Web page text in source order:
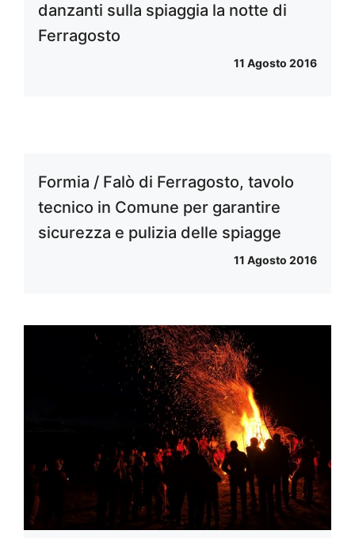
danzanti sulla spiaggia la notte di
Ferragosto
11 Agosto 2016
Formia / Falò di Ferragosto, tavolo
tecnico in Comune per garantire
sicurezza e pulizia delle spiagge
11 Agosto 2016